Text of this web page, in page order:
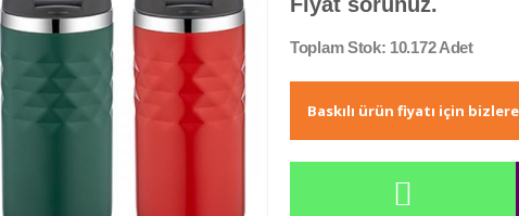
Fiyat sorunuz.
Toplam Stok: 10.172 Adet
Baskılı ürün fiyatı için